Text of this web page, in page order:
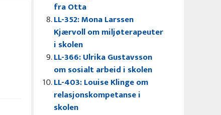
fra Otta
LL-352: Mona Larssen
Kjærvoll om miljøterapeuter
i skolen
LL-366: Ulrika Gustavsson
om sosialt arbeid i skolen
LL-403: Louise Klinge om
relasjonskompetanse i
skolen